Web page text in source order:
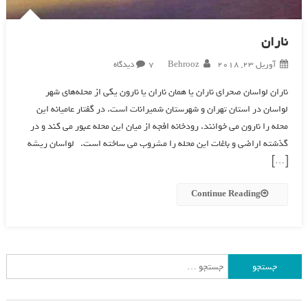
ناران
آوریل 23, 2018 Behrooz 7 دیدگاه
برای
ناران لواسان صحرای ناران یا همان ناران یا نارون یکی از محله‌های شهر
لواسان در استان تهران و شهرستان شميرانات است. در گفتار عاميانه اين
محله را نارون می خوانند. رودخانه افجه از میان این محله عبور می کند و در
گذشته اراضی و باغات این محله را مشروب می ساخته است. لواسان ریشه
[…]
Continue Reading
برای: